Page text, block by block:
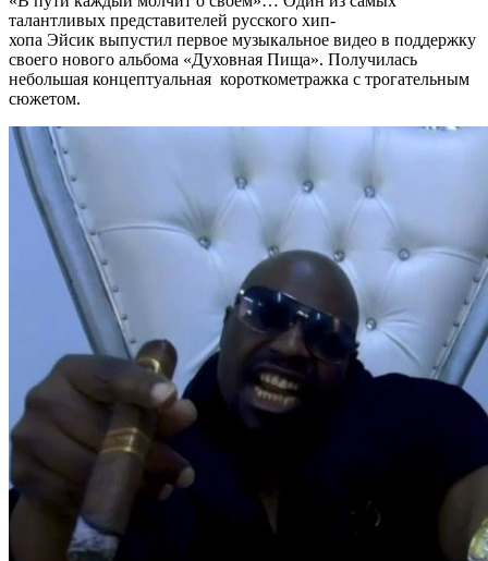
талантливых представителей русского хип-
хопа Эйсик выпустил первое музыкальное видео в поддержку
своего нового альбома «Духовная Пища». Получилась
небольшая концептуальная короткометражка с трогательным
сюжетом.